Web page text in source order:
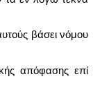
βάσει νόμου
απόφασης επί